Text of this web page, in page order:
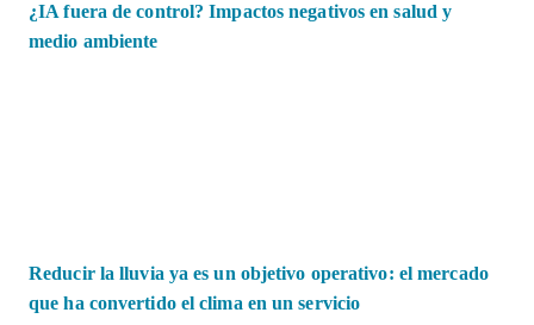
¿IA fuera de control? Impactos negativos en salud y
medio ambiente
Reducir la lluvia ya es un objetivo operativo: el mercado
que ha convertido el clima en un servicio